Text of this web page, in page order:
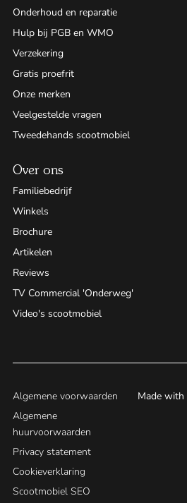
Onderhoud en reparatie
Hulp bij PGB en WMO
Verzekering
Gratis proefrit
Onze merken
Veelgestelde vragen
Tweedehands scootmobiel
Over ons
Familiebedrijf
Winkels
Brochure
Artikelen
Reviews
TV Commercial 'Onderweg'
Video's scootmobiel
Algemene voorwaarden
Algemene
huurvoorwaarden
Privacy statement
Cookieverklaring
Scootmobiel SEO
Made with